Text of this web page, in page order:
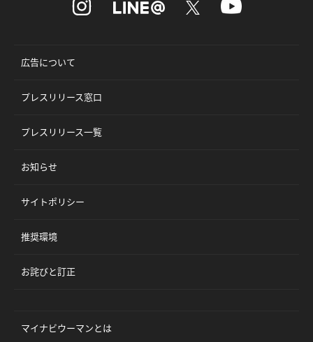
広告について
プレスリリース窓口
プレスリリース一覧
お知らせ
サイトポリシー
推奨環境
お詫びと訂正
マイナビウーマンとは